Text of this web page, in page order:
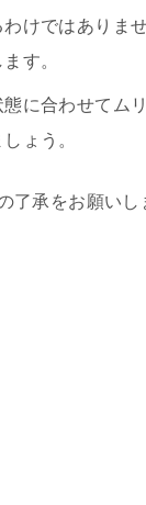
けではありま
す。
に合わせてム
ょう。
了承をお願いし